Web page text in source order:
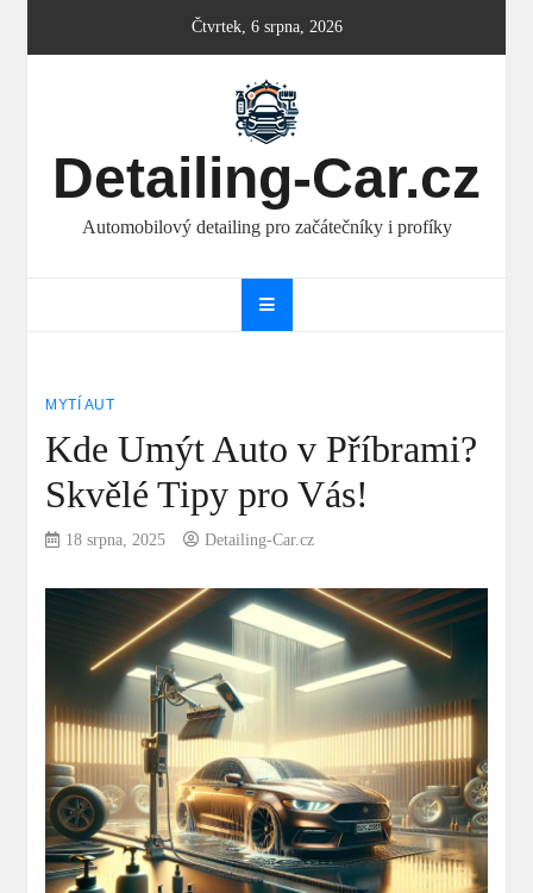
Čtvrtek, 6 srpna, 2026
Detailing-Car.cz
Automobilový detailing pro začátečníky i profíky
MYTÍ AUT
Kde Umýt Auto v Příbrami?
Skvělé Tipy pro Vás!
18 srpna, 2025 Detailing-Car.cz